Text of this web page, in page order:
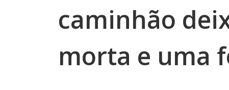
caminhão
morta e uma